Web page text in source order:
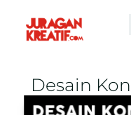
Desain